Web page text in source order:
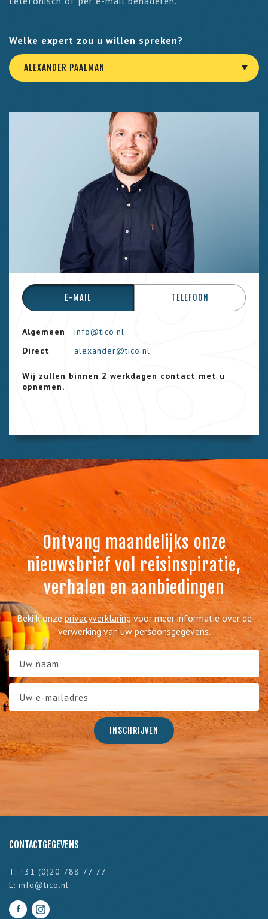
Welke expert zou u willen spreken?
ALEXANDER PAALMAN
E-MAIL TELEFOON
Algemeen
info@tico.nl
Direct
alexander@tico.nl
Wij zullen binnen 2 werkdagen contact met u
opnemen.
Ontvang maandelijks onze
nieuwsbrief vol reisinspiratie,
verhalen en aanbiedingen
Bekijk onzeprivacyverklaringvoor meer informatie over de
verwerking van uw persoonsgegevens.
CONTACTGEGEVENS
T: +31 (0)20 788 77 77
E: info@tico.nl